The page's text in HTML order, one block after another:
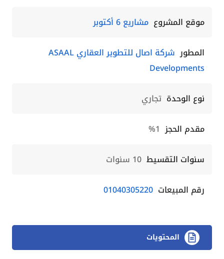
موقع المشروع مشاريع 6 أكتوبر
المطور
شركة اصال للتطوير العقاري ASAAL
Developments
نوع الوحدة تجاري
مقدم الحجز 1%
سنوات التقسيط 10 سنوات
رقم المبيعات 01040305220
المحتويات